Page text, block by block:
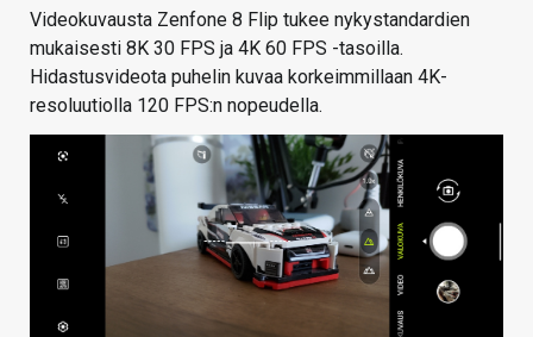
Videokuvausta Zenfone 8 Flip tukee nykystandardien
mukaisesti 8K 30 FPS ja 4K 60 FPS -tasoilla.
Hidastusvideota puhelin kuvaa korkeimmillaan 4K-
resoluutiolla 120 FPS:n nopeudella.